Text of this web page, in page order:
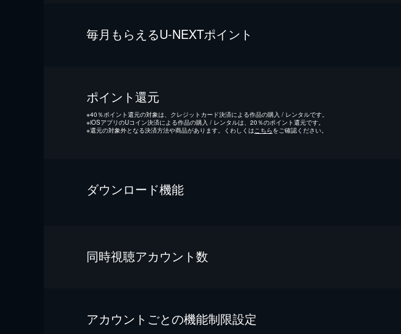
毎⽉もらえるU-NEXTポイント
ポイント還元
※40％ポイント還元の対象は、クレジットカード決済による作品の購入 / レンタルです。
※iOSアプリのUコイン決済による作品の購入 / レンタルは、20％のポイント還元です。
※還元の対象外となる決済方法や商品があります。くわしくはこちらをご確認ください。
ダウンロード機能
同時視聴アカウント数
アカウントごとの機能制限設定